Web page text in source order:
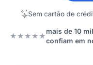
Sem cartão de
★★★★★
mais de 10
confiam em